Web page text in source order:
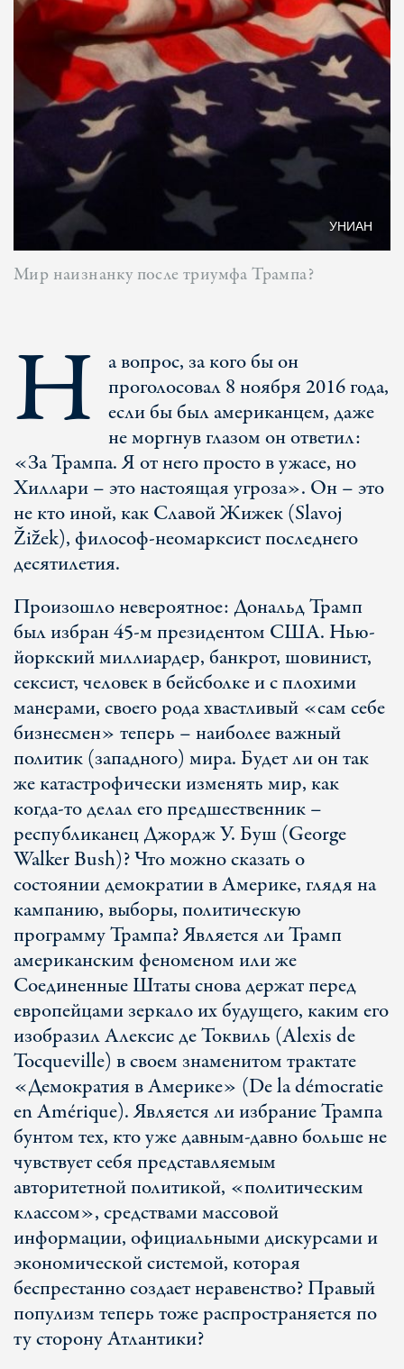
УНИАН
Мир наизнанку после триумфа Трампа?
Н
а вопрос, за кого бы он
проголосовал 8 ноября 2016 года,
если бы был американцем, даже
не моргнув глазом он ответил:
«За Трампа. Я от него просто в ужасе, но
Хиллари – это настоящая угроза». Он – это
не кто иной, как Славой Жижек (Slavoj
Žižek), философ-неомарксист последнего
десятилетия.
Произошло невероятное: Дональд Трамп
был избран 45-м президентом США. Нью-
йоркский миллиардер, банкрот, шовинист,
сексист, человек в бейсболке и с плохими
манерами, своего рода хвастливый «сам себе
бизнесмен» теперь – наиболее важный
политик (западного) мира. Будет ли он так
же катастрофически изменять мир, как
когда-то делал его предшественник –
республиканец Джордж У. Буш (George
Walker Bush)? Что можно сказать о
состоянии демократии в Америке, глядя на
кампанию, выборы, политическую
программу Трампа? Является ли Трамп
американским феноменом или же
Соединенные Штаты снова держат перед
европейцами зеркало их будущего, каким его
изобразил Алексис де Токвиль (Alexis de
Tocqueville) в своем знаменитом трактате
«Демократия в Америке» (De la démocratie
en Amérique). Является ли избрание Трампа
бунтом тех, кто уже давным-давно больше не
чувствует себя представляемым
авторитетной политикой, «политическим
классом», средствами массовой
информации, официальными дискурсами и
экономической системой, которая
беспрестанно создает неравенство? Правый
популизм теперь тоже распространяется по
ту сторону Атлантики?